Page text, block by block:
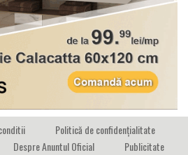
Politică de confidențialitate
Despre Anuntul Oficial
Publicitate